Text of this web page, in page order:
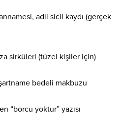
adli sicil kaydı (gerçek
sirküleri (tüzel kişiler için)
bedeli makbuzu
“borcu yoktur” yazısı